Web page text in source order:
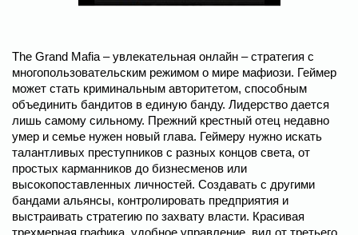
The Grand Mafia – увлекательная онлайн – стратегия с
многопользовательским режимом о мире мафиози. Геймер
может стать криминальным авторитетом, способным
объединить бандитов в единую банду. Лидерство дается
лишь самому сильному. Прежний крестный отец недавно
умер и семье нужен новый глава. Геймеру нужно искать
талантливых преступников с разных концов света, от
простых карманников до бизнесменов или
высокопоставленных личностей. Создавать с другими
бандами альянсы, контролировать предприятия и
выстраивать стратегию по захвату власти. Красивая
трехмерная графика, удобное управление, вид от третьего